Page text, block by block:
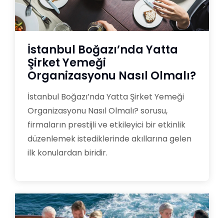
İstanbul Boğazı’nda Yatta
Şirket Yemeği
Organizasyonu Nasıl Olmalı?
İstanbul Boğazı’nda Yatta Şirket Yemeği
Organizasyonu Nasıl Olmalı? sorusu,
firmaların prestijli ve etkileyici bir etkinlik
düzenlemek istediklerinde akıllarına gelen
ilk konulardan biridir.